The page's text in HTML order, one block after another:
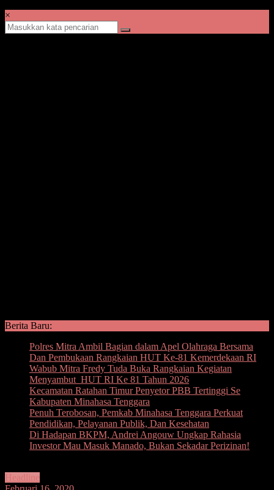
×
Berita Baru:
Polres Mitra Ambil Bagian dalam Apel Olahraga Bersama
Dan Pembukaan Rangkaian HUT Ke-81 Kemerdekaan RI
Wabub Mitra Fredy Tuda Buka Rangkaian Kegiatan
Menyambut HUT RI Ke 81 Tahun 2026
Kecamatan Ratahan Timur Penyetor PBB Tertinggi Se
Kabupaten Minahasa Tenggara
Penuh Terobosan, Pemkab Minahasa Tenggara Perkuat
Pendidikan, Pelayanan Publik, Dan Kesehatan
Di Hadapan BKPM, Andrei Angouw Ungkap Rahasia
Investor Mau Masuk Manado, Bukan Sekadar Perizinan!
Headline